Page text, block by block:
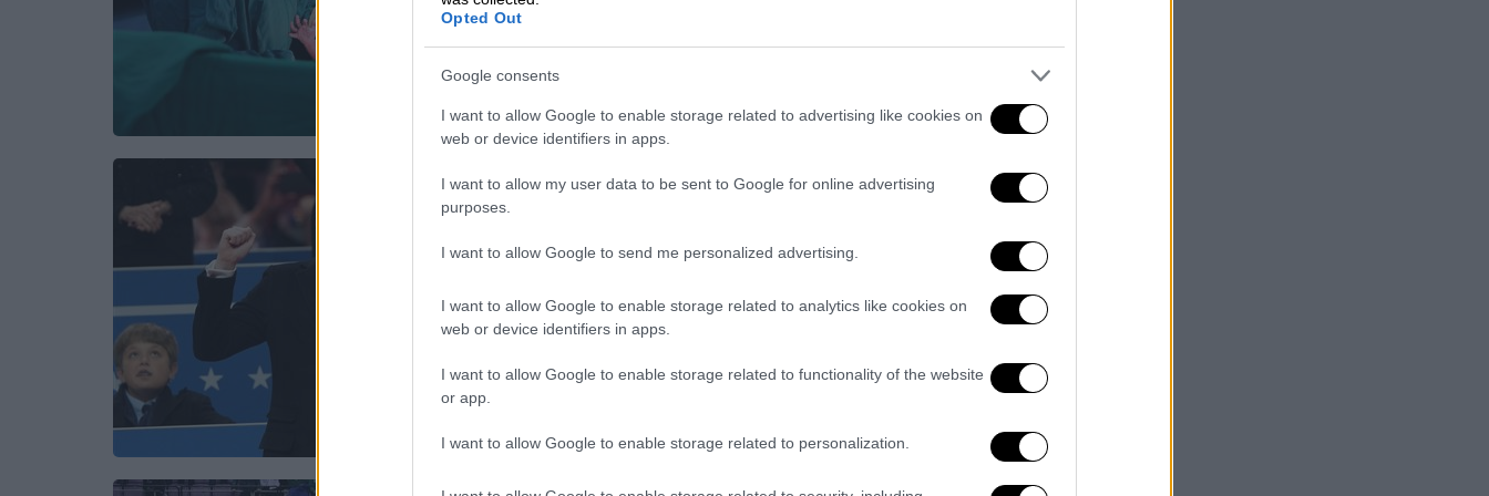
Opted Out
Google consents
I want to allow Google to enable storage related to advertising like cookies on
web or device identifiers in apps.
I want to allow my user data to be sent to Google for online advertising
purposes.
I want to allow Google to send me personalized advertising.
I want to allow Google to enable storage related to analytics like cookies on
web or device identifiers in apps.
I want to allow Google to enable storage related to functionality of the website
or app.
I want to allow Google to enable storage related to personalization.
τις γυναίκες να καταφεύγουν στην
καισαρική
«Αδιανόητο» η Ρωσία να
επανενταχθεί στην G7
Η Ρωσία αποκλείστηκε μετά την
προσάρτηση της Κριμαίας της